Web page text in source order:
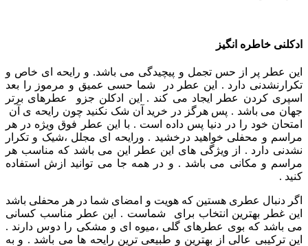
ادکلنی خاطره انگیز
این عطر پر از حس تجمل و پیچیدگی می باشد. و رایحه ای خاص و
تکرارنشدنی دارد .
این عطر در شما حسی عمیق و مرموز را بعد
اسپری کردن عطر ایجاد می کند .
این ادکلن جزو عطرهای برتر
جهان می باشد . پس هرگز در خرید آن شک نکنید چون رایحه ی آن
امتحان خود را در دنیا پس داده است . با این عطر فوق ویژه در هر
مراسم و محفلی خواهید درخشید . ورایحه ای مجلل ،شیک و تکرار
نشدنی دارد .
از ویژگی های این عطر این می باشد که مناسب هر
مراسم و مکانی می باشد . و در همه جا می توانید ازش استفاده
کنید .
اگر دنبال عطری هستین که هویت و امضای شما در هر محفلی باشد
این غطر بهترین انتخاب برای شماست .
این عطر مناسب کسانی
می باشد که بوی عطرهای گلی ،میوه ای و مشکی را دوس دارند .
این ترکیبی عالی از بهترین و طبیعی ترین رایحه ها می باشد . و به